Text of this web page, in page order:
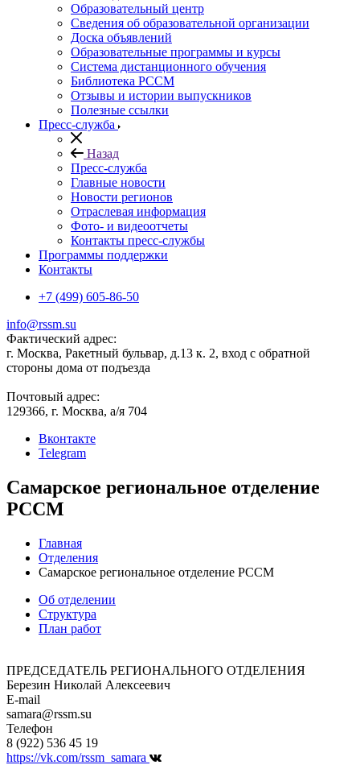
Образовательный центр
Сведения об образовательной организации
Доска объявлений
Образовательные программы и курсы
Система дистанционного обучения
Библиотека РССМ
Отзывы и истории выпускников
Полезные ссылки
Пресс-служба
Назад
Пресс-служба
Главные новости
Новости регионов
Отраслевая информация
Фото- и видеоотчеты
Контакты пресс-службы
Программы поддержки
Контакты
+7 (499) 605-86-50
info@rssm.su
Фактический адрес:
г. Москва, Ракетный бульвар, д.13 к. 2, вход с обратной
стороны дома от подъезда
Почтовый адрес:
129366, г. Москва, а/я 704
Вконтакте
Telegram
Самарское региональное отделение
РССМ
Главная
Отделения
Самарское региональное отделение РССМ
Об отделении
Структура
План работ
ПРЕДСЕДАТЕЛЬ РЕГИОНАЛЬНОГО ОТДЕЛЕНИЯ
Березин Николай Алексеевич
E-mail
samara@rssm.su
Телефон
8 (922) 536 45 19
https://vk.com/rssm_samara